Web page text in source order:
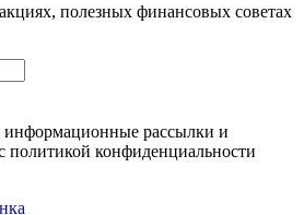
полезных финансовых советах
информационные рассылки и
политикой конфиденциальности